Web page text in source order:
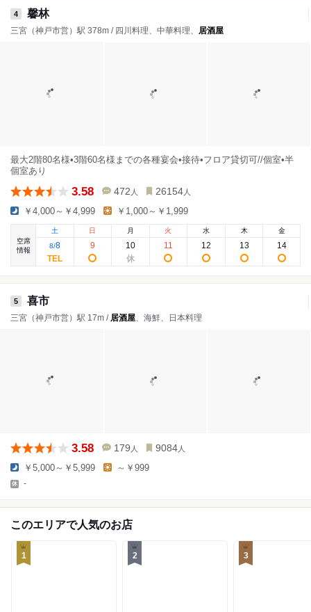
4 馨林
三宮（神戸市営）駅 378m / 四川料理、中華料理、 居酒屋
最大2階80名様•3階60名様までの各種宴会•接待•フロア貸切可//個室•半
個室あり
3.58 472 人 26154 人
￥4,000～￥4,999 ￥1,000～￥1,999
空席
情報
土
8/8
日
9
月
10
火
11
水
12
木
13
金
14
5 喜市
三宮（神戸市営）駅 17m / 居酒屋、海鮮、日本料理
3.58 179 人 9084 人
￥5,000～￥5,999 ～￥999
-
このエリアで人気のお店
1 2 3